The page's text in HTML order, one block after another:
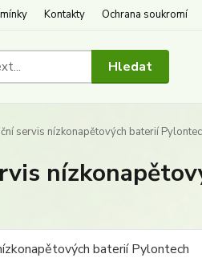
Kontakty Ochrana soukromí
Hledat
servis nízkonapětových baterií